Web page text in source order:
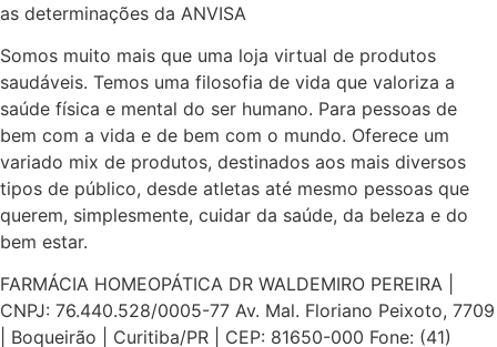
as determinações da ANVISA
Somos muito mais que uma loja virtual de produtos
saudáveis. Temos uma filosofia de vida que valoriza a
saúde física e mental do ser humano. Para pessoas de
bem com a vida e de bem com o mundo. Oferece um
variado mix de produtos, destinados aos mais diversos
tipos de público, desde atletas até mesmo pessoas que
querem, simplesmente, cuidar da saúde, da beleza e do
bem estar.
FARMÁCIA HOMEOPÁTICA DR WALDEMIRO PEREIRA |
CNPJ: 76.440.528/0005-77 Av. Mal. Floriano Peixoto, 7709
| Boqueirão | Curitiba/PR | CEP: 81650-000 Fone: (41)